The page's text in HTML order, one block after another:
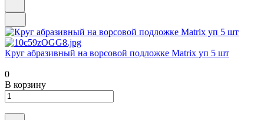
Круг абразивный на ворсовой подложке Matrix уп 5 шт
0
В корзину